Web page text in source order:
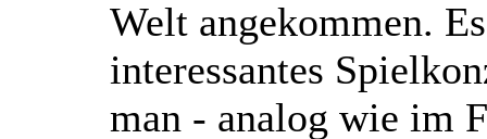
Welt angekommen.
interessantes
man - analog wie im